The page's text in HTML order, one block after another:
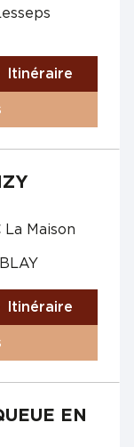
Itinéraire
La Maison
Itinéraire
EN